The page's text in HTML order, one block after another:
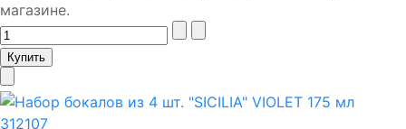
магазине.